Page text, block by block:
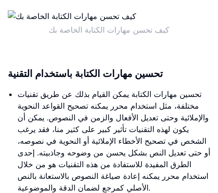
كيف تحسن مهارات الكتابة الخاصة بك
تحسين مهارات الكتابة باستخدام التقنية
تحسين مهارات الكتابة يمكن القيام بذلك عن طريق تقنيات
مختلفة، مثل استخدام محرر يمكنه تصحيح القواعد النحوية
والإملائية وحتى تعديل الأفعال والزمن في النصوص. يمكن أن
يكون لهذه التقنيات تأثير كبير على كثير منا، فقد يرغب
الشخص في تصحيح الأخطاء الإملائية أو النحوية في نصوصه،
أو حتى تعديل النص بشكل يحسن من وضوحه وجاذبيته. إحدى
الطرق المفيدة للاستفادة من هذه التقنيات هو من خلال
استخدام محرر يمكنه إعادة صياغة النصوص بالاستعانة بالنص
الأصلي كمرجع لضمان الدقة والموضوعية.